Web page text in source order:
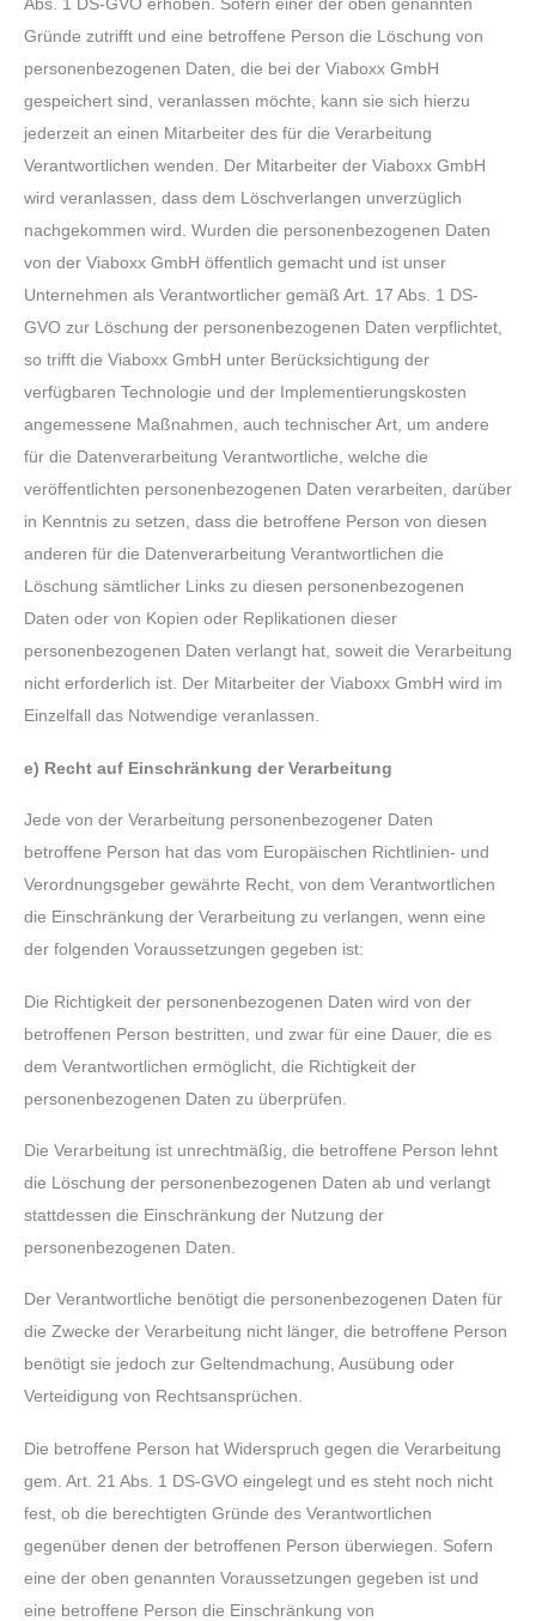
Abs. 1 DS-GVO erhoben. Sofern einer der oben genannten
Gründe zutrifft und eine betroffene Person die Löschung von
personenbezogenen Daten, die bei der Viaboxx GmbH
gespeichert sind, veranlassen möchte, kann sie sich hierzu
jederzeit an einen Mitarbeiter des für die Verarbeitung
Verantwortlichen wenden. Der Mitarbeiter der Viaboxx GmbH
wird veranlassen, dass dem Löschverlangen unverzüglich
nachgekommen wird. Wurden die personenbezogenen Daten
von der Viaboxx GmbH öffentlich gemacht und ist unser
Unternehmen als Verantwortlicher gemäß Art. 17 Abs. 1 DS-
GVO zur Löschung der personenbezogenen Daten verpflichtet,
so trifft die Viaboxx GmbH unter Berücksichtigung der
verfügbaren Technologie und der Implementierungskosten
angemessene Maßnahmen, auch technischer Art, um andere
für die Datenverarbeitung Verantwortliche, welche die
veröffentlichten personenbezogenen Daten verarbeiten, darüber
in Kenntnis zu setzen, dass die betroffene Person von diesen
anderen für die Datenverarbeitung Verantwortlichen die
Löschung sämtlicher Links zu diesen personenbezogenen
Daten oder von Kopien oder Replikationen dieser
personenbezogenen Daten verlangt hat, soweit die Verarbeitung
nicht erforderlich ist. Der Mitarbeiter der Viaboxx GmbH wird im
Einzelfall das Notwendige veranlassen.
e) Recht auf Einschränkung der Verarbeitung
Jede von der Verarbeitung personenbezogener Daten
betroffene Person hat das vom Europäischen Richtlinien- und
Verordnungsgeber gewährte Recht, von dem Verantwortlichen
die Einschränkung der Verarbeitung zu verlangen, wenn eine
der folgenden Voraussetzungen gegeben ist:
Die Richtigkeit der personenbezogenen Daten wird von der
betroffenen Person bestritten, und zwar für eine Dauer, die es
dem Verantwortlichen ermöglicht, die Richtigkeit der
personenbezogenen Daten zu überprüfen.
Die Verarbeitung ist unrechtmäßig, die betroffene Person lehnt
die Löschung der personenbezogenen Daten ab und verlangt
stattdessen die Einschränkung der Nutzung der
personenbezogenen Daten.
Der Verantwortliche benötigt die personenbezogenen Daten für
die Zwecke der Verarbeitung nicht länger, die betroffene Person
benötigt sie jedoch zur Geltendmachung, Ausübung oder
Verteidigung von Rechtsansprüchen.
Die betroffene Person hat Widerspruch gegen die Verarbeitung
gem. Art. 21 Abs. 1 DS-GVO eingelegt und es steht noch nicht
fest, ob die berechtigten Gründe des Verantwortlichen
gegenüber denen der betroffenen Person überwiegen. Sofern
eine der oben genannten Voraussetzungen gegeben ist und
eine betroffene Person die Einschränkung von